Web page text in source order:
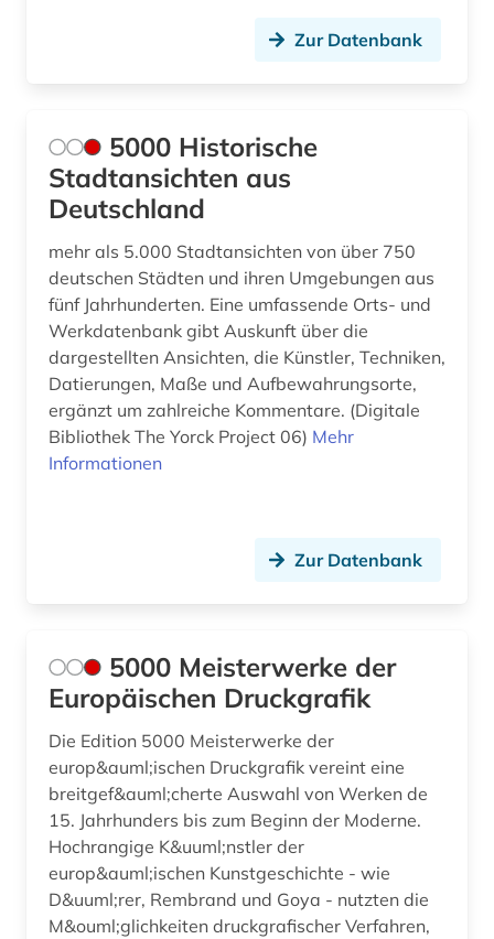
sowjetische zone) (1)
die lebensbeschreibungen der beruehmtesten
italienischen architekten (1)
digital humanities (1)
digitale bibliothek (1)
digitale editorik (1)
digitalisat (2)
diplomarbeit (1)
dissens (1)
dissertation (3)
documenta (1)
documenta (kassel) (1)
documenta archiv (1)
doetichum (1)
Zur Datenbank
5000 Historische
Stadtansichten aus
Deutschland
mehr als 5.000 Stadtansichten von über 750
deutschen Städten und ihren Umgebungen aus
fünf Jahrhunderten. Eine umfassende Orts- und
Werkdatenbank gibt Auskunft über die
dargestellten Ansichten, die Künstler, Techniken,
Datierungen, Maße und Aufbewahrungsorte,
ergänzt um zahlreiche Kommentare. (Digitale
Bibliothek The Yorck Project 06) Mehr
Informationen
Zur Datenbank
5000 Meisterwerke der
Europäischen Druckgrafik
Die Edition 5000 Meisterwerke der
europ&auml;ischen Druckgrafik vereint eine
breitgef&auml;cherte Auswahl von Werken de
15. Jahrhunders bis zum Beginn der Moderne.
Hochrangige K&uuml;nstler der
europ&auml;ischen Kunstgeschichte - wie
D&uuml;rer, Rembrand und Goya - nutzten die
M&ouml;glichkeiten druckgrafischer Verfahren,